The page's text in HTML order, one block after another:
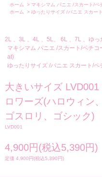
ホーム
> マキシマム パニエ /スカート/
ホーム
> ゆったりサイズ /パニエ スカー
2L 、3L 、4L 、5L、 6L 、7L 、ゆ
マキシマム パニエ /スカート/ペチ
at)
ゆったりサイズ /パニエ スカート/ペ
大きいサイズ
ロワーズ(ハロウィン
ゴスロリ、ゴシック)
LVD001
4,900円(税込5,390円)
定価 4,900円(税込5,390円)